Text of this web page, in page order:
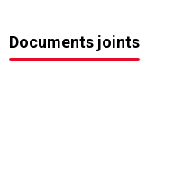
Documents joints